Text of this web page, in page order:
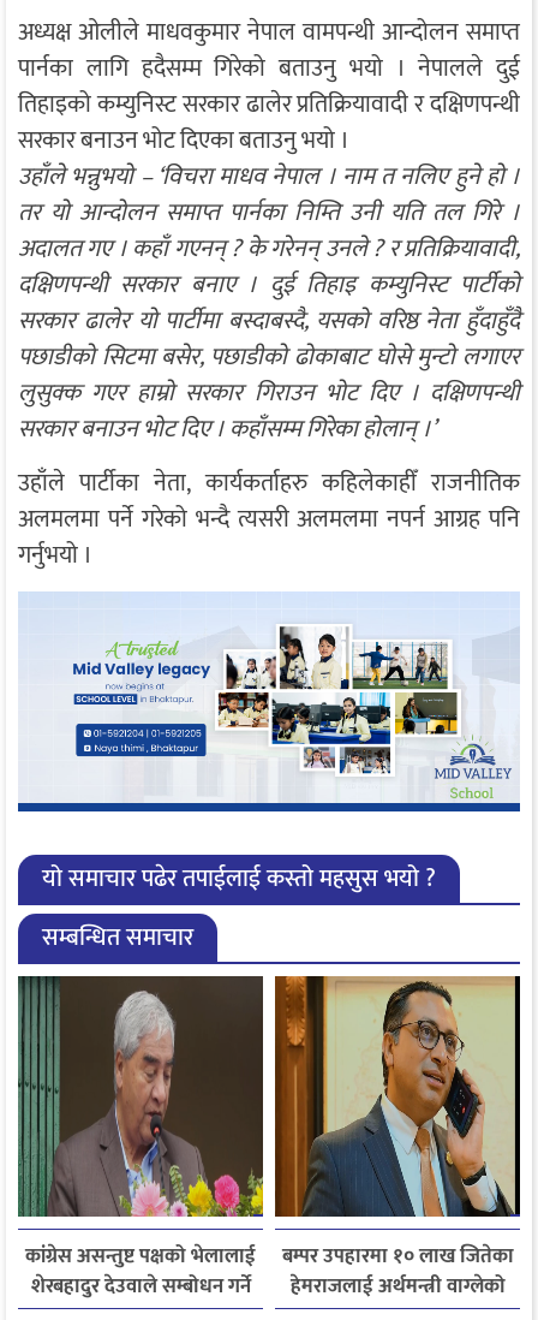
अध्यक्ष ओलीले माधवकुमार नेपाल वामपन्थी आन्दोलन समाप्त
पार्नका लागि हदैसम्म गिरेको बताउनु भयो । नेपालले दुई
तिहाइको कम्युनिस्ट सरकार ढालेर प्रतिक्रियावादी र दक्षिणपन्थी
सरकार बनाउन भोट दिएका बताउनु भयो ।
उहाँले भन्नुभयो – ‘विचरा माधव नेपाल । नाम त नलिए हुने हो ।
तर यो आन्दोलन समाप्त पार्नका निम्ति उनी यति तल गिरे ।
अदालत गए । कहाँ गएनन् ? के गरेनन् उनले ? र प्रतिक्रियावादी,
दक्षिणपन्थी सरकार बनाए । दुई तिहाइ कम्युनिस्ट पार्टीको
सरकार ढालेर यो पार्टीमा बस्दाबस्दै, यसको वरिष्ठ नेता हुँदाहुँदै
पछाडीको सिटमा बसेर, पछाडीको ढोकाबाट घोसे मुन्टो लगाएर
लुसुक्क गएर हाम्रो सरकार गिराउन भोट दिए । दक्षिणपन्थी
सरकार बनाउन भोट दिए । कहाँसम्म गिरेका होलान् ।’
उहाँले पार्टीका नेता, कार्यकर्ताहरु कहिलेकाहीँ राजनीतिक
अलमलमा पर्ने गरेको भन्दै त्यसरी अलमलमा नपर्न आग्रह पनि
गर्नुभयो ।
यो समाचार पढेर तपाईलाई कस्तो महसुस भयो ?
सम्बन्धित समाचार
कांग्रेस असन्तुष्ट पक्षको भेलालाई
शेरबहादुर देउवाले सम्बोधन गर्ने
बम्पर उपहारमा १० लाख जितेका
हेमराजलाई अर्थमन्त्री वाग्लेको